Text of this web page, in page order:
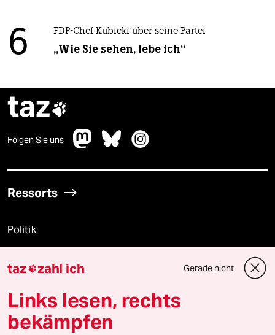
6 FDP-Chef Kubicki über seine Partei
„Wie Sie sehen, lebe ich“
taz
Folgen Sie uns
Ressorts
Politik
Gesellschaft
Kultur
taz zahl ich Gerade nicht
Links lesen, rechts
bekämpfen